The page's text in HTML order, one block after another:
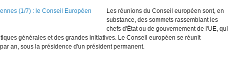
Les réunions du Conseil européen sont, en
substance, des sommets rassemblant les
chefs d'État ou de gouvernement de l'UE, qui
générales et des grandes initiatives. Le Conseil européen se réunit
an, sous la présidence d'un président permanent.